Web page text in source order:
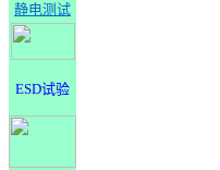
静电测试
ESD试验